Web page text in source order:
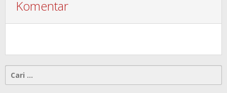
Komentar
untuk: